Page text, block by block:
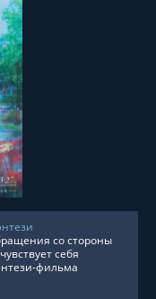
со стороны
себя
фильма